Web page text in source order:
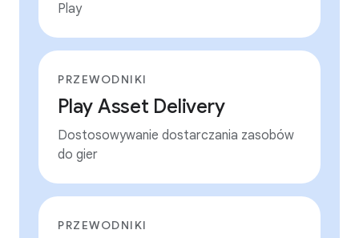
Play
PRZEWODNIKI
Play Asset Delivery
Dostosowywanie dostarczania zasobów
do gier
PRZEWODNIKI